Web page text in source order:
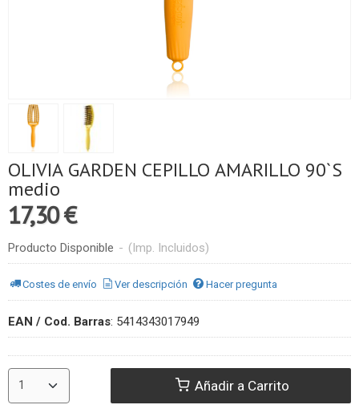
OLIVIA GARDEN CEPILLO AMARILLO 90`S
medio
17,30 €
Producto Disponible - (Imp. Incluidos)
Costes de envío Ver descripción Hacer pregunta
EAN / Cod. Barras: 5414343017949
Añadir a Carrito